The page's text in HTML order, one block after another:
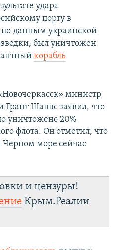
удара
порту в
данным украинской
был уничтожен
корабль
министр
Грант Шаппс заявил, что
уничтожено 20%
флота. Он отметил, что
Черном море сейчас
и цензуры!
Крым.Реалии